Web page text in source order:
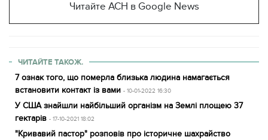
Читайте АСН в Google News
ЧИТАЙТЕ ТАКОЖ.
7 ознак того, що померла близька людина намагається
встановити контакт із вами - 10-01-2022 16:30
У США знайшли найбільший організм на Землі площею 37
гектарів - 17-10-2021 18:02
"Кривавий пастор" розповів про історичне шахрайство